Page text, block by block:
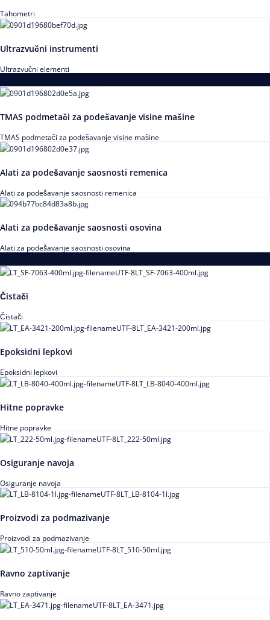
Tahometri
Ultrazvučni instrumenti
Ultrazvučni elementi
TMAS podmetači za podešavanje visine mašine
TMAS podmetači za podešavanje visine mašine
Alati za podešavanje saosnosti remenica
Alati za podešavanje saosnosti remenica
Alati za podešavanje saosnosti osovina
Alati za podešavanje saosnosti osovina
Čistači
Čistači
Epoksidni lepkovi
Epoksidni lepkovi
Hitne popravke
Hitne popravke
Osiguranje navoja
Osiguranje navoja
Proizvodi za podmazivanje
Proizvodi za podmazivanje
Ravno zaptivanje
Ravno zaptivanje